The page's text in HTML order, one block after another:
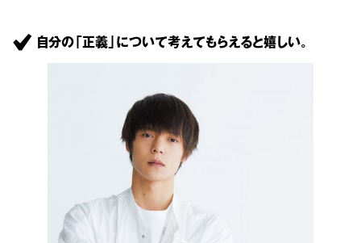
自分の「正義」について考えてもらえると嬉しい。